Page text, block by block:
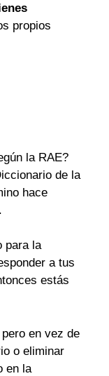
propios
la RAE?
de la
hace
.
para la
a tus
estás
en vez de
o eliminar
en la